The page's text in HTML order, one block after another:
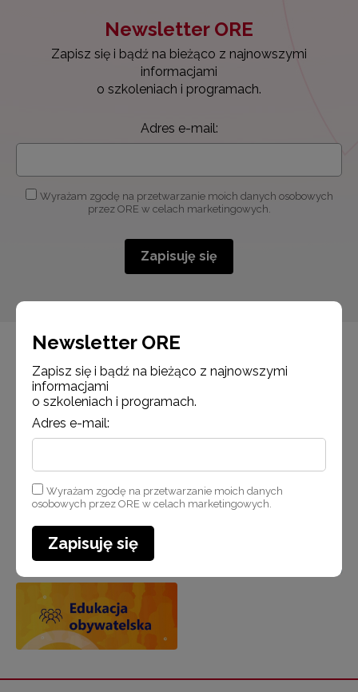
Newsletter ORE
Zapisz się i bądź na bieżąco z najnowszymi
informacjami
o szkoleniach i programach.
Adres e-mail:
Wyrażam zgodę na przetwarzanie moich danych osobowych
przez ORE w celach marketingowych.
Zapisuję się
Newsletter ORE
Zapisz się i bądź na bieżąco z najnowszymi
informacjami
o szkoleniach i programach.
Adres e-mail:
Wyrażam zgodę na przetwarzanie moich danych
osobowych przez ORE w celach marketingowych.
Zapisuję się